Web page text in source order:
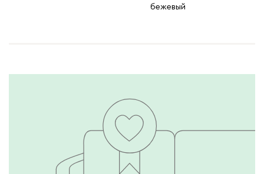
бежевый